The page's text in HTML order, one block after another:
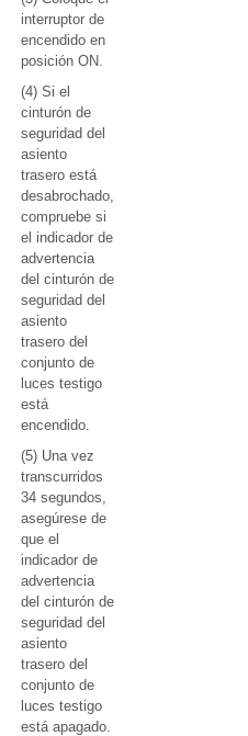
interruptor de
encendido en
posición ON.
(4) Si el
cinturón de
seguridad del
asiento
trasero está
desabrochado,
compruebe si
el indicador de
advertencia
del cinturón de
seguridad del
asiento
trasero del
conjunto de
luces testigo
está
encendido.
(5) Una vez
transcurridos
34 segundos,
asegúrese de
que el
indicador de
advertencia
del cinturón de
seguridad del
asiento
trasero del
conjunto de
luces testigo
está apagado.